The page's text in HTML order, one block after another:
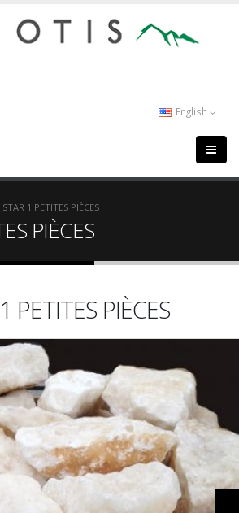
English
STAR 1 PETITES PIÈCES
PIÈCES
PETITES PIÈCES